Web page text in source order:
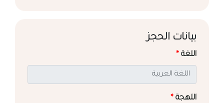
بيانات الحجز
اللغة *
اللهجة *